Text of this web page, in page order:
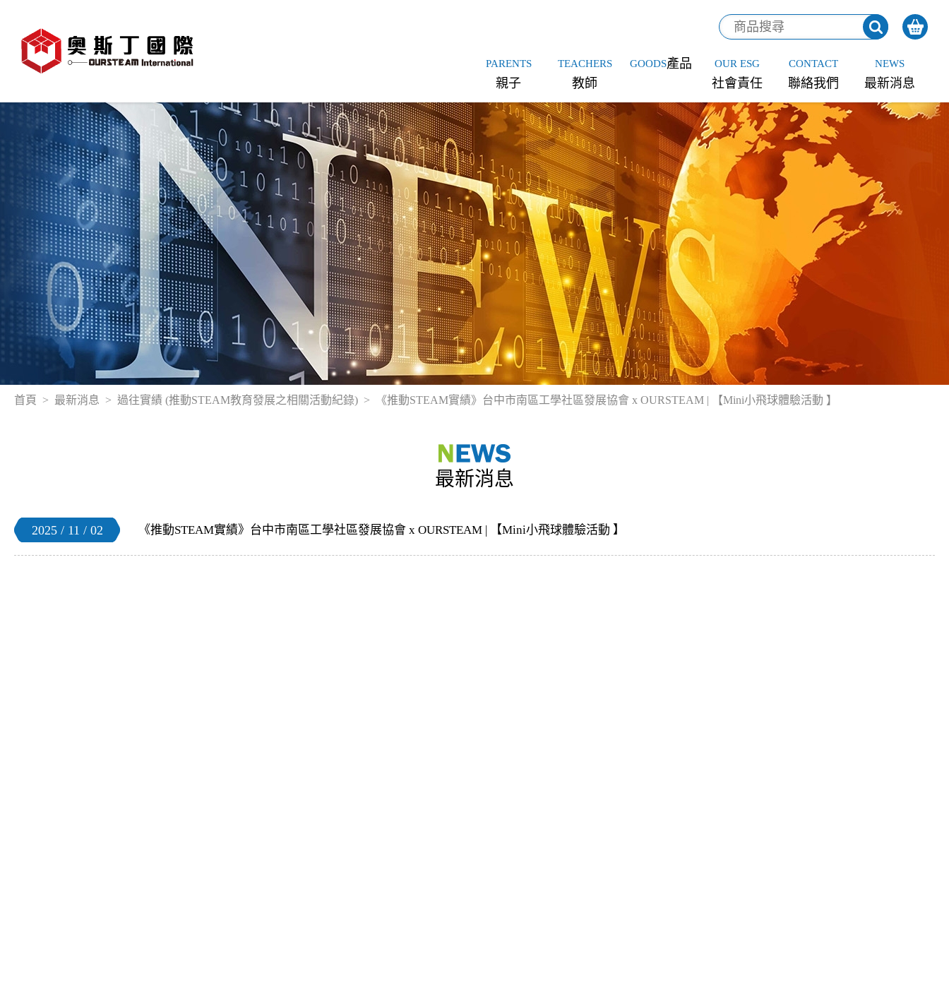
PARENTS
親子
TEACHERS
教師
GOODS產品 OUR ESG
社會責任
CONTACT
聯絡我們
NEWS
最新消息
首頁 最新消息 過往實績 (推動STEAM教育發展之相關活動紀錄) 《推動STEAM實績》台中市南區工學社區發展協會 x OURSTEAM | 【Mini小飛球體驗活動 】
最新消息
2025 / 11 / 02 《推動STEAM實績》台中市南區工學社區發展協會 x OURSTEAM | 【Mini小飛球體驗活動 】